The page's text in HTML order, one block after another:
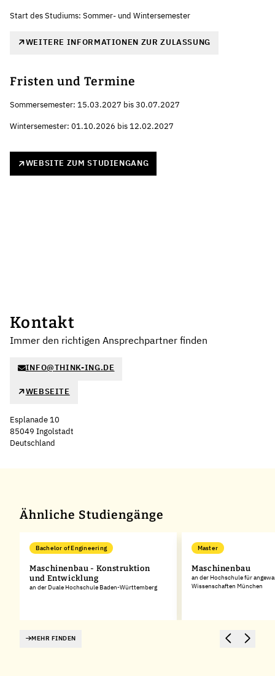
Start des Studiums: Sommer- und Wintersemester
WEITERE INFORMATIONEN ZUR ZULASSUNG
Fristen und Termine
Sommersemester: 15.03.2027 bis 30.07.2027
Wintersemester: 01.10.2026 bis 12.02.2027
WEBSITE ZUM STUDIENGANG
Kontakt
Immer den richtigen Ansprechpartner finden
INFO@THINK-ING.DE
WEBSEITE
Esplanade 10
85049 Ingolstadt
Deutschland
Ähnliche Studiengänge
Bachelor of Engineering
Maschinenbau - Konstruktion
und Entwicklung
an der Duale Hochschule Baden-Württemberg
Master
Maschinenbau
an der Hochschule für
Wissenschaften München
MEHR FINDEN